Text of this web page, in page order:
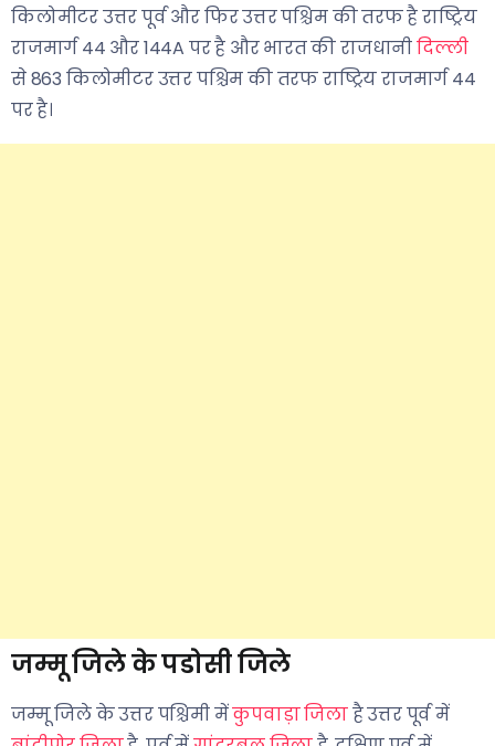
किलोमीटर उत्तर पूर्व और फिर उत्तर पश्चिम की तरफ है राष्ट्रिय
राजमार्ग 44 और 144A पर है और भारत की राजधानीदिल्ली
से 863 किलोमीटर उत्तर पश्चिम की तरफ राष्ट्रिय राजमार्ग 44
पर है।
जम्मू जिले के पडोसी जिले
जम्मू जिले के उत्तर पश्चिमी मेंकुपवाड़ा जिलाहै उत्तर पूर्व में